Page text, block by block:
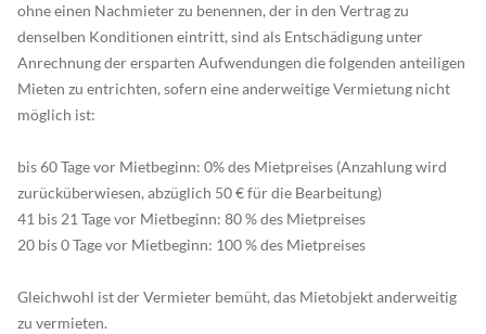
ohne einen Nachmieter zu benennen, der in den Vertrag zu
denselben Konditionen eintritt, sind als Entschädigung unter
Anrechnung der ersparten Aufwendungen die folgenden anteiligen
Mieten zu entrichten, sofern eine anderweitige Vermietung nicht
möglich ist:
bis 60 Tage vor Mietbeginn: 0% des Mietpreises (Anzahlung wird
zurücküberwiesen, abzüglich 50 € für die Bearbeitung)
41 bis 21 Tage vor Mietbeginn: 80 % des Mietpreises
20 bis 0 Tage vor Mietbeginn: 100 % des Mietpreises
Gleichwohl ist der Vermieter bemüht, das Mietobjekt anderweitig
zu vermieten.